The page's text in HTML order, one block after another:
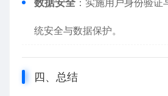
数据安全 ：实施用户身份验
统安全与数据保护。
四、总结